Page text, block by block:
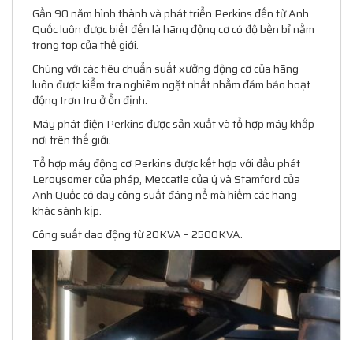
Gần 90 năm hình thành và phát triển Perkins đến từ Anh
Quốc luôn được biết đến là hãng động cơ có độ bền bỉ nằm
trong top của thế giới.
Chúng với các tiêu chuẩn suất xưởng động cơ của hãng
luôn được kiểm tra nghiêm ngặt nhất nhằm đảm bảo hoạt
động trơn tru ở ổn định.
Máy phát điện Perkins được sản xuất và tổ hợp máy khắp
nơi trên thế giới.
Tổ hợp máy động cơ Perkins được kết hợp với đầu phát
Leroysomer của pháp, Meccatle của ý và Stamford của
Anh Quốc có dãy công suất đáng nể mà hiếm các hãng
khác sánh kịp.
Công suất dao động từ 20KVA – 2500KVA.